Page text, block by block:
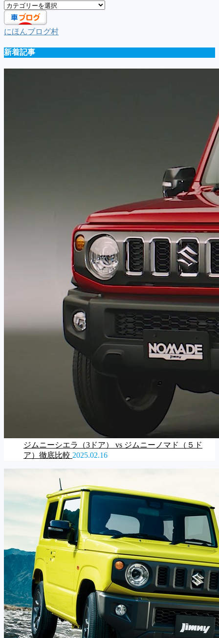
車
種
一
覧
にほんブログ村
新着記事
ジムニーシエラ（3ドア） vs ジムニーノマド（５ド
ア）徹底比較 2025.02.16